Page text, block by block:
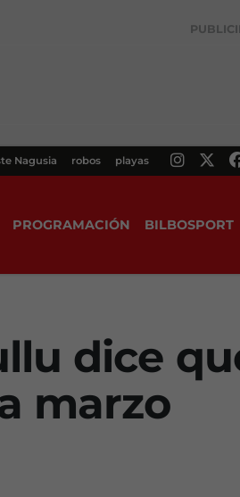
Nagusia robos playas
PROGRAMACIÓN BILBOSPORT
dice
marzo